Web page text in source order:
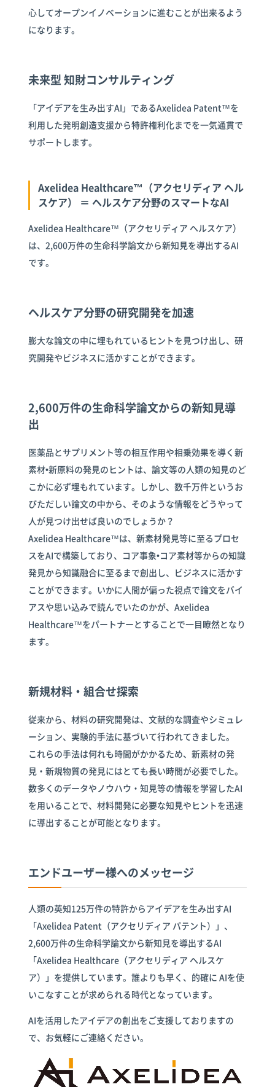
心してオープンイノベーションに進むことが出来るよう
になります。
未来型 知財コンサルティング
「アイデアを生み出すAI」であるAxelidea Patent™を
利用した発明創造支援から特許権利化までを一気通貫で
サポートします。
Axelidea Healthcare™（アクセリディア ヘル
スケア） ＝ ヘルスケア分野のスマートなAI
Axelidea Healthcare™（アクセリディア ヘルスケア）
は、2,600万件の生命科学論文から新知見を導出するAI
です。
ヘルスケア分野の研究開発を加速
膨大な論文の中に埋もれているヒントを見つけ出し、研
究開発やビジネスに活かすことができます。
2,600万件の生命科学論文からの新知見導
出
医薬品とサプリメント等の相互作用や相乗効果を導く新
素材•新原料の発見のヒントは、論文等の人類の知見のど
こかに必ず埋もれています。しかし、数千万件というお
びただしい論文の中から、そのような情報をどうやって
人が見つけ出せば良いのでしょうか？
Axelidea Healthcare™は、新素材発見等に至るプロセ
スをAIで構築しており、コア事象•コア素材等からの知識
発見から知識融合に至るまで創出し、ビジネスに活かす
ことができます。いかに人間が偏った視点で論文をバイ
アスや思い込みで読んでいたのかが、Axelidea
Healthcare™をパートナーとすることで一目瞭然となり
ます。
新規材料・組合せ探索
従来から、材料の研究開発は、文献的な調査やシミュレ
ーション、実験的手法に基づいて行われてきました。
これらの手法は何れも時間がかかるため、新素材の発
見・新規物質の発見にはとても長い時間が必要でした。
数多くのデータやノウハウ・知見等の情報を学習したAI
を用いることで、材料開発に必要な知見やヒントを迅速
に導出することが可能となります。
エンドユーザー様へのメッセージ
人類の英知125万件の特許からアイデアを生み出すAI
「Axelidea Patent（アクセリディア パテント）」、
2,600万件の生命科学論文から新知見を導出するAI
「Axelidea Healthcare（アクセリディア ヘルスケ
ア）」を提供しています。誰よりも早く、的確に AIを使
いこなすことが求められる時代となっています。
AIを活用したアイデアの創出をご支援しておりますの
で、お気軽にご連絡ください。